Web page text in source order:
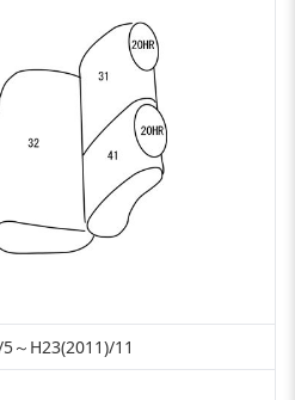
～H23(2011)/11